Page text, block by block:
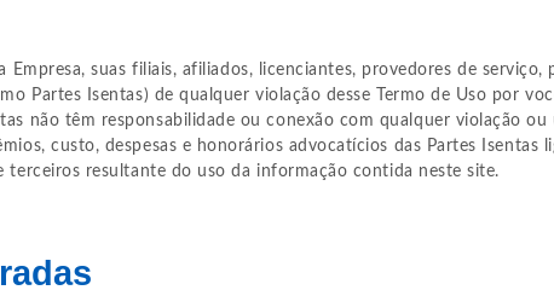
Empresa, suas filiais, afiliados, licenciantes, provedores de
Partes Isentas) de qualquer violação desse Termo de Uso por
não têm responsabilidade ou conexão com qualquer violação
custo, despesas e honorários advocatícios das Partes Isentas
terceiros resultante do uso da informação contida neste site.